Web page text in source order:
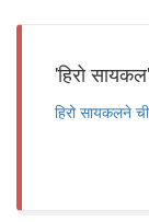
'हिरो
हिरो सायकलने